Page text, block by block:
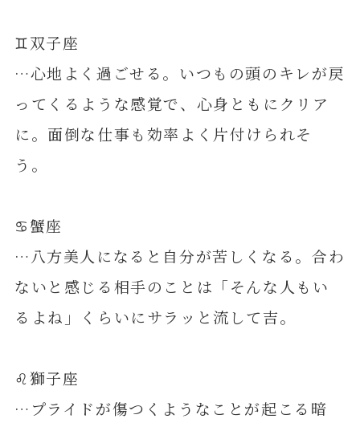
♊️双子座
…心地よく過ごせる。いつもの頭のキレが戻
ってくるような感覚で、心身ともにクリア
に。面倒な仕事も効率よく片付けられそ
う。
♋️蟹座
…八方美人になると自分が苦しくなる。合わ
ないと感じる相手のことは「そんな人もい
るよね」くらいにサラッと流して吉。
♌️獅子座
…プライドが傷つくようなことが起こる暗